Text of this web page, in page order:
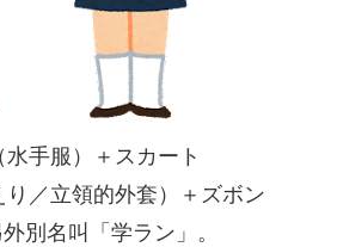
水手服）＋スカート
り／立領的外套）＋ズボン
別名叫「学ラン」。